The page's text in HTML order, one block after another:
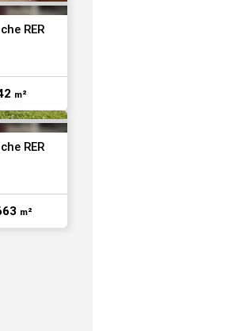
RER
m²
VOIR TOUTES LES PHOTOS
RER
m²